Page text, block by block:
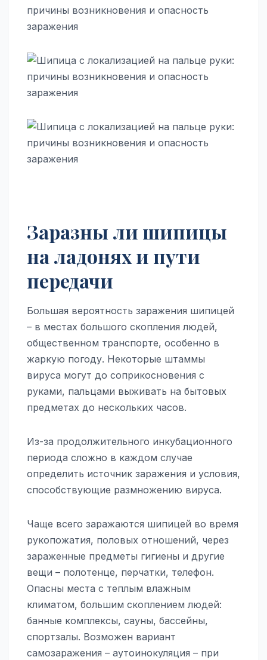
Заразны ли шипицы
на ладонях и пути
передачи
Большая вероятность заражения шипицей
– в местах большого скопления людей,
общественном транспорте, особенно в
жаркую погоду. Некоторые штаммы
вируса могут до соприкосновения с
руками, пальцами выживать на бытовых
предметах до нескольких часов.
Из-за продолжительного инкубационного
периода сложно в каждом случае
определить источник заражения и условия,
способствующие размножению вируса.
Чаще всего заражаются шипицей во время
рукопожатия, половых отношений, через
зараженные предметы гигиены и другие
вещи – полотенце, перчатки, телефон.
Опасны места с теплым влажным
климатом, большим скоплением людей:
банные комплексы, сауны, бассейны,
спортзалы. Возможен вариант
самозаражения – аутоинокуляция – при